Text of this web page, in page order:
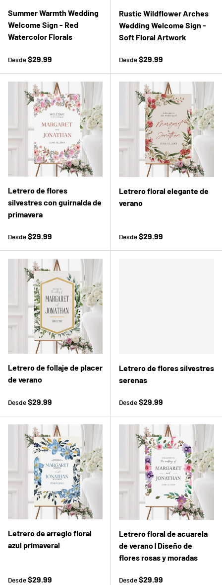
Summer Warmth Wedding
Welcome Sign - Red
Watercolor Florals
Precio normal
Desde$29.99
Rustic Wildflower Arches
Wedding Welcome Sign -
Soft Floral Artwork
Precio normal
Desde$29.99
Letrero de flores
silvestres con guirnalda de
primavera
Precio normal
Desde$29.99
Letrero floral elegante de
verano
Precio normal
Desde$29.99
Letrero de follaje de placer
de verano
Precio normal
Desde$29.99
Letrero de flores silvestres
serenas
Precio normal
Desde$29.99
Letrero de arreglo floral
azul primaveral
Precio normal
Desde$29.99
Letrero floral de acuarela
de verano | Diseño de
flores rosas y moradas
Precio normal
Desde$29.99